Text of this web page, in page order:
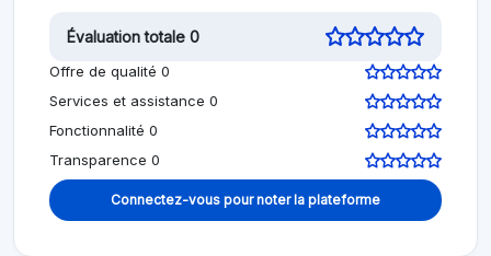
Évaluation totale 0
Offre de qualité 0
Services et assistance 0
Fonctionnalité 0
Transparence 0
Connectez-vous pour noter la plateforme